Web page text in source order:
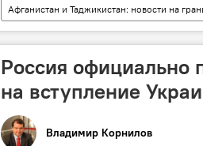
Афганистан и Таджикистан: новости на
граница
ОДКБ
Россия официально
на вступление
Владимир Корнилов